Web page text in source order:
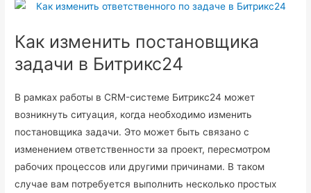
Как изменить постановщика
задачи в Битрикс24
В рамках работы в CRM-системе Битрикс24 может
возникнуть ситуация, когда необходимо изменить
постановщика задачи. Это может быть связано с
изменением ответственности за проект, пересмотром
рабочих процессов или другими причинами. В таком
случае вам потребуется выполнить несколько простых